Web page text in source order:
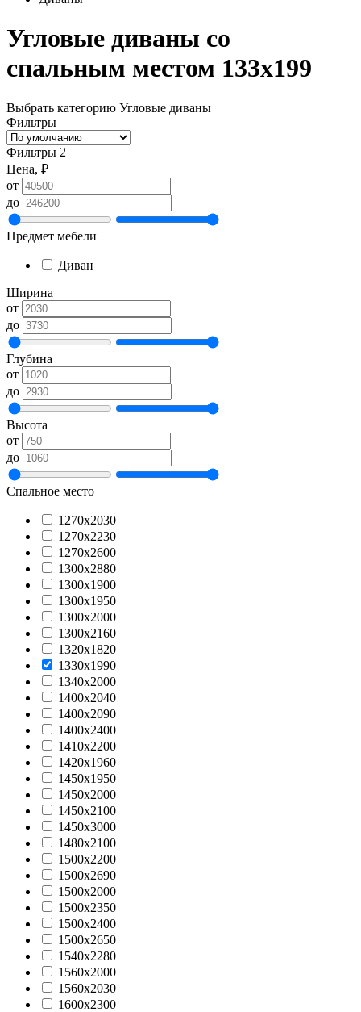
Угловые диваны со
спальным местом 133х199
Выбрать категорию Угловые диваны
Фильтры
Фильтры 2
Цена, ₽
от
до
Предмет мебели
Диван
Ширина
от
до
Глубина
от
до
Высота
от
до
Спальное место
1270х2030
1270х2230
1270х2600
1300x2880
1300х1900
1300х1950
1300х2000
1300х2160
1320х1820
1330х1990
1340х2000
1400х2040
1400х2090
1400х2400
1410х2200
1420х1960
1450х1950
1450х2000
1450х2100
1450х3000
1480x2100
1500x2200
1500x2690
1500х2000
1500х2350
1500х2400
1500х2650
1540х2280
1560x2000
1560х2030
1600х2300